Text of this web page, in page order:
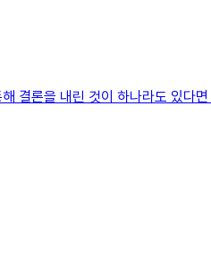
결론을 내린 것이 하나라도 있다